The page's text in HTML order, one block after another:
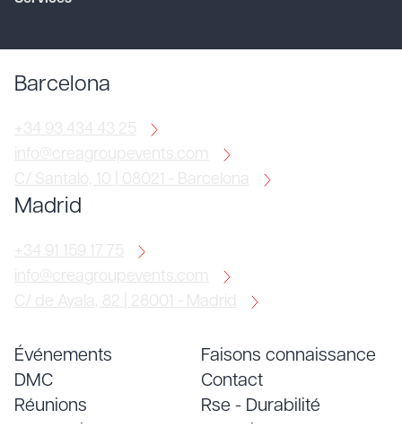
Barcelona
+34 93 434 43 25
info@creagroupevents.com
C/ Santaló, 10 | 08021 - Barcelona
Madrid
+34 91 159 17 75
info@creagroupevents.com
C/ de Ayala, 82 | 28001 - Madrid
Événements
DMC
Réunions
Faisons connaissance
Contact
Rse - Durabilité